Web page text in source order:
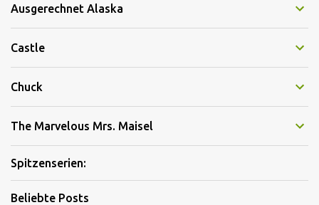
Ausgerechnet Alaska
Castle
Chuck
The Marvelous Mrs. Maisel
Spitzenserien:
Beliebte Posts